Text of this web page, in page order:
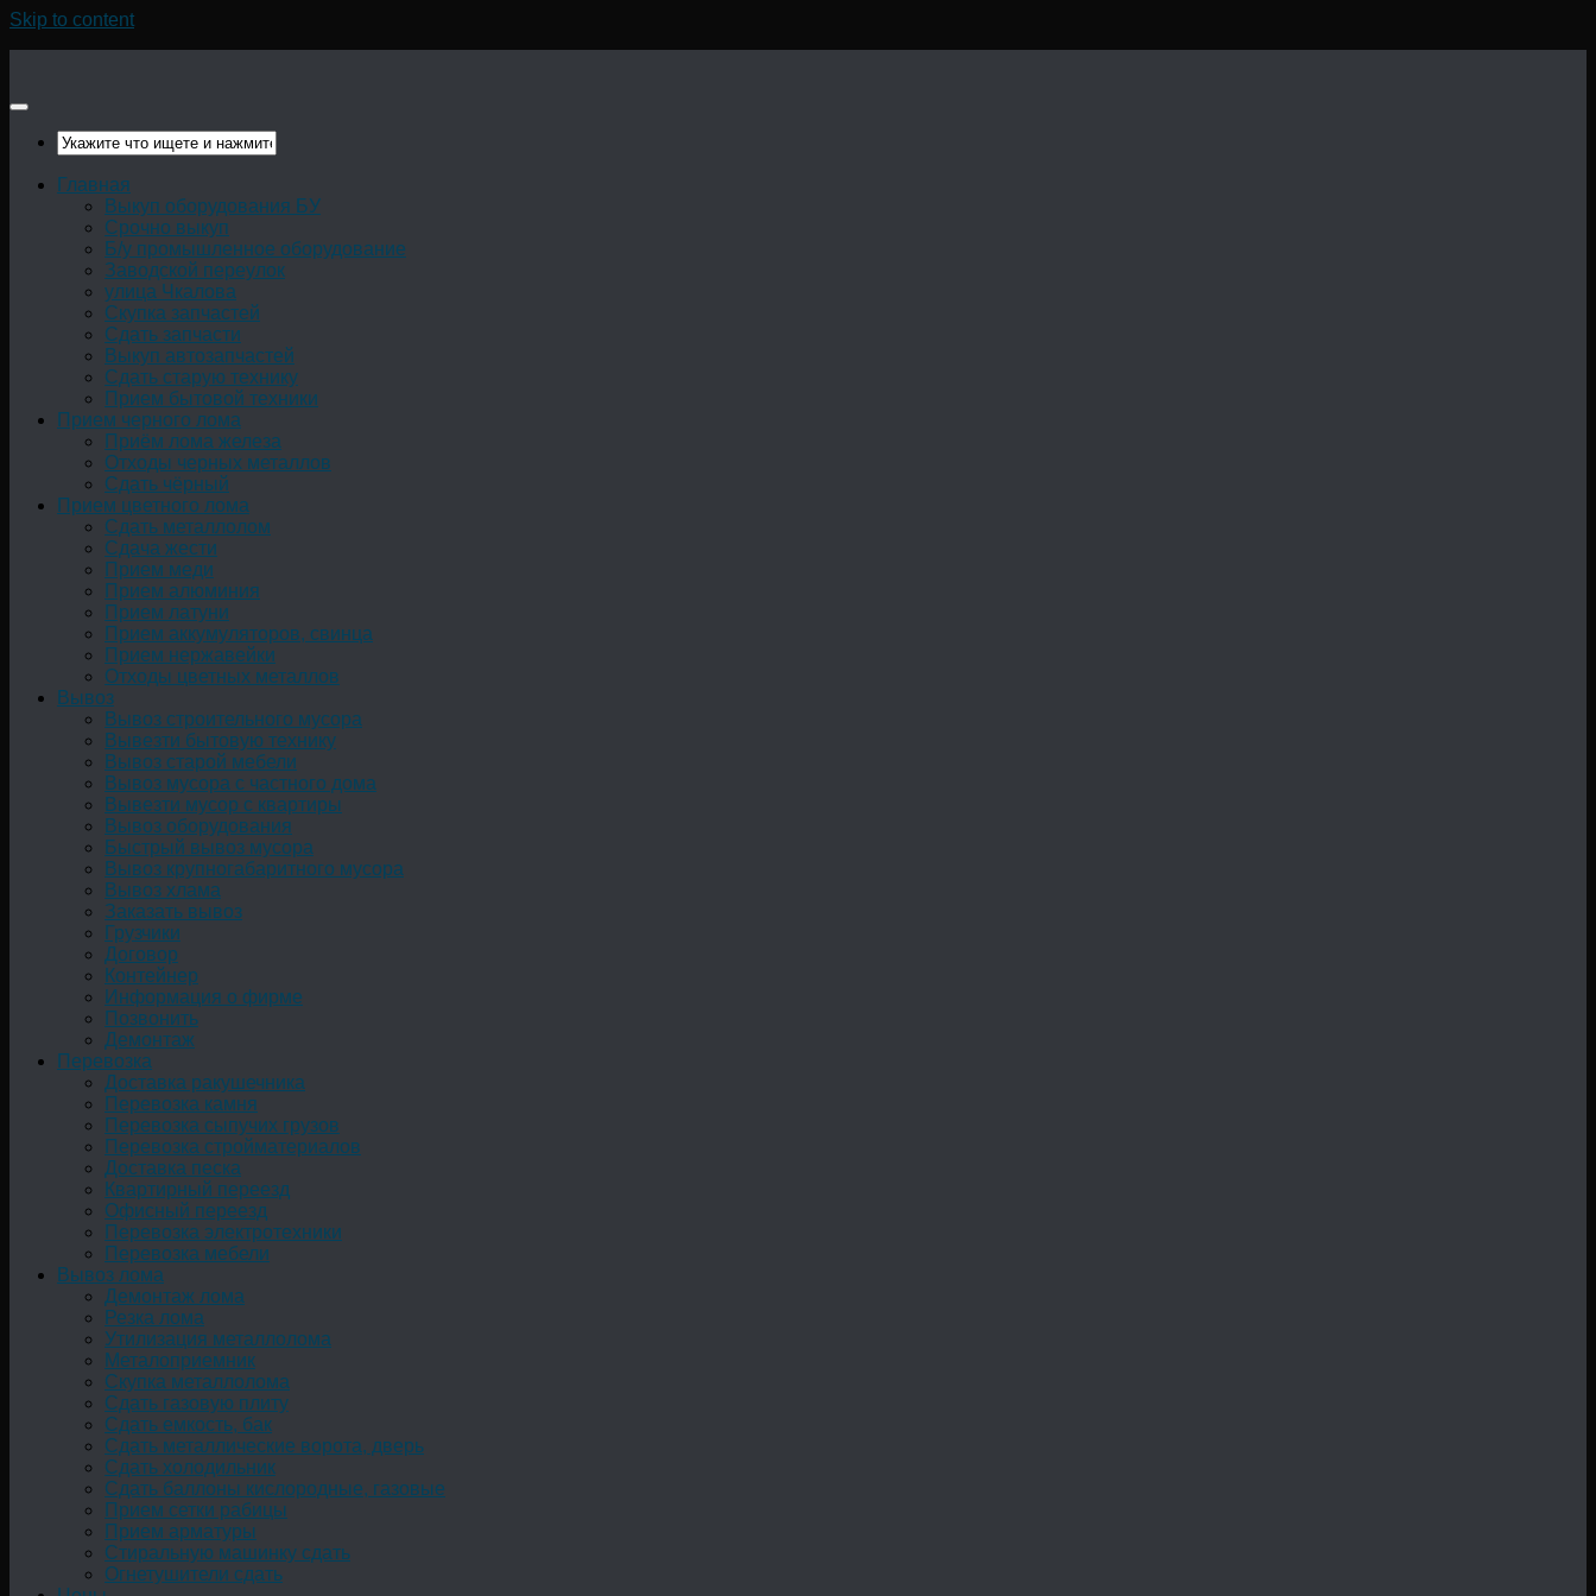
Skip to content
Главная
Выкуп оборудования БУ
Срочно выкуп
Б/у промышленное оборудование
Заводской переулок
улица Чкалова
Скупка запчастей
Сдать запчасти
Выкуп автозапчастей
Сдать старую технику
Прием бытовой техники
Прием черного лома
Приём лома железа
Отходы черных металлов
Сдать чёрный
Прием цветного лома
Сдать металлолом
Сдача жести
Прием меди
Прием алюминия
Прием латуни
Прием аккумуляторов, свинца
Прием нержавейки
Отходы цветных металлов
Вывоз
Вывоз строительного мусора
Вывезти бытовую технику
Вывоз старой мебели
Вывоз мусора с частного дома
Вывезти мусор с квартиры
Вывоз оборудования
Быстрый вывоз мусора
Вывоз крупногабаритного мусора
Вывоз хлама
Заказать вывоз
Грузчики
Договор
Контейнер
Информация о фирме
Позвонить
Демонтаж
Перевозка
Доставка ракушечника
Перевозка камня
Перевозка сыпучих грузов
Перевозка стройматериалов
Доставка песка
Квартирный переезд
Офисный переезд
Перевозка электротехники
Перевозка мебели
Вывоз лома
Демонтаж лома
Резка лома
Утилизация металлолома
Металоприемник
Скупка металлолома
Сдать газовую плиту
Сдать емкость, бак
Cдать металлические ворота, дверь
Сдать холодильник
Сдать баллоны кислородные, газовые
Прием сетки рабицы
Прием арматуры
Стиральную машинку сдать
Огнетушители сдать